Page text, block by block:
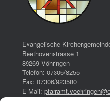
Evangelische
Beethovenstrasse 1
89269 Vöhringen
Telefon: 07306/8255
Fax: 07306/923580
E-Mail: